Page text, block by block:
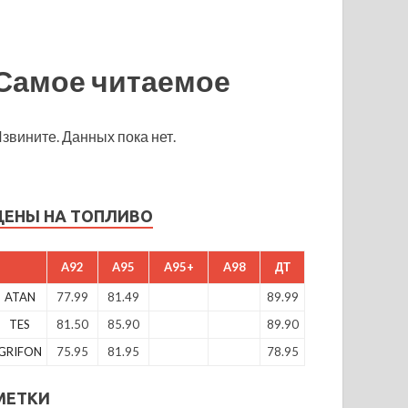
читаемое
Данных пока нет.
НА ТОПЛИВО
A92 A95 A95+ A98 ДТ
ATAN 77.99 81.49
89.99
TES
81.50 85.90
89.90
75.95 81.95 78.95